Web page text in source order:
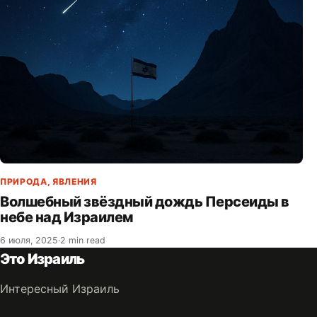
ПРИРОДА, ЯВЛЕНИЯ
Волшебный звёздный дождь Персеиды в
небе над Израилем
6 июля, 2025·2 min read
Это Израиль
Интересный Израиль